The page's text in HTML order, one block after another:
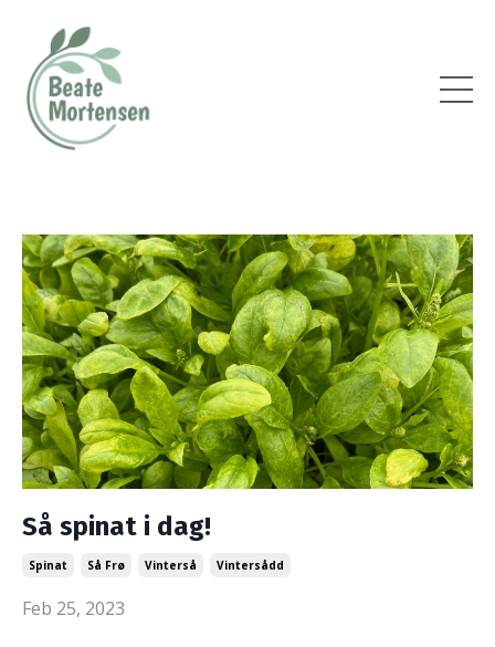
Så spinat i dag!
Spinat Så Frø Vinterså Vintersådd
Feb 25, 2023